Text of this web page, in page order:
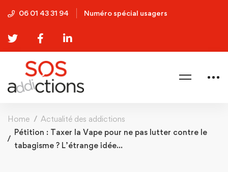
06 01 43 31 94 Numéro spécial usagers
Home
Actualité des addictions
Pétition : Taxer la Vape pour ne pas lutter contre le
tabagisme ? L’étrange idée…